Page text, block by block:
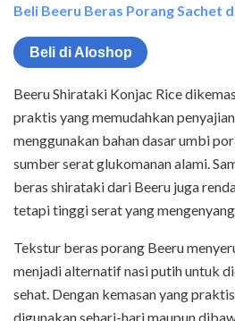
Beli Beeru Beras Porang Sachet
Beli di Aloshop
Beeru Shirataki Konjac Rice
praktis yang memudahkan
menggunakan bahan dasar umbi
sumber serat glukomanan alami.
beras shirataki dari Beeru juga
tetapi tinggi serat yang
Tekstur beras porang Beeru
menjadi alternatif nasi putih untuk
sehat. Dengan kemasan yang
digunakan sehari-hari maupun